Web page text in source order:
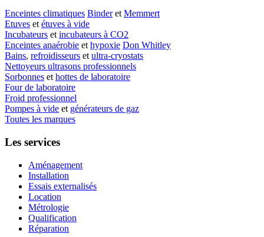
Enceintes climatiques Binderet Memmert
Etuves et étuves à vide
Incubateurs et incubateurs à CO2
Enceintes anaérobie et hypoxie Don Whitley
Bains, refroidisseurs et ultra-cryostats
Nettoyeurs ultrasons professionnels
Sorbonnes et hottes de laboratoire
Four de laboratoire
Froid professionnel
Pompes à vide et générateurs de gaz
Toutes les marques
Les services
Aménagement
Installation
Essais externalisés
Location
Métrologie
Qualification
Réparation